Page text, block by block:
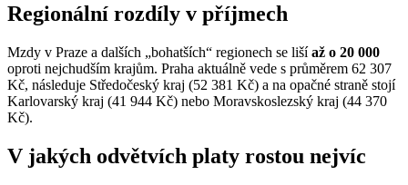
Regionální rozdíly v příjmech
Mzdy v Praze a dalších „bohatších“ regionech se lišíaž o 20 000
oproti nejchudším krajům. Praha aktuálně vede s průměrem 62 307
Kč, následuje Středočeský kraj (52 381 Kč) a na opačné straně stojí
Karlovarský kraj (41 944 Kč) nebo Moravskoslezský kraj (44 370
Kč).
V jakých odvětvích platy rostou nejvíc